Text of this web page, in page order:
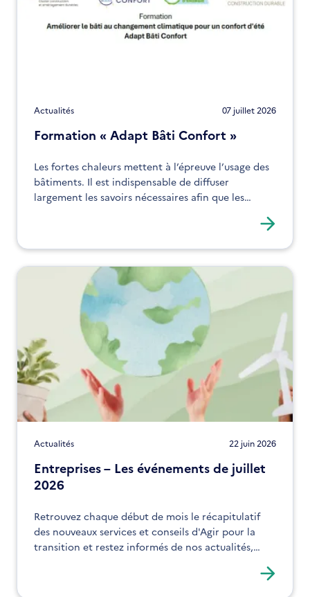
Actualités 07 juillet 2026
Formation « Adapt Bâti Confort »
Les fortes chaleurs mettent à l’épreuve l’usage des
bâtiments. Il est indispensable de diffuser
largement les savoirs nécessaires afin que les
Actualités 22 juin 2026
Entreprises – Les événements de juillet
2026
Retrouvez chaque début de mois le récapitulatif
des nouveaux services et conseils d'Agir pour la
transition et restez informés de nos actualités,